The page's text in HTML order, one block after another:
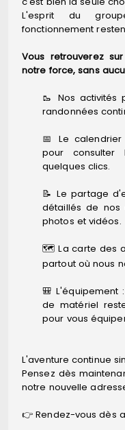
L'esprit du
fonctionnement
Vous retrouverez
notre force, sans
🥾 Nos activités
randonnées
📅 Le
pour
quelques clics.
📝 Le partage
détaillés de nos
photos et vidéos.
🗺️ La carte des
partout où nous
🎒 L'équipement
de matériel
pour vous
L'aventure continue
Pensez dès
notre nouvelle
👉 Rendez-vous dès